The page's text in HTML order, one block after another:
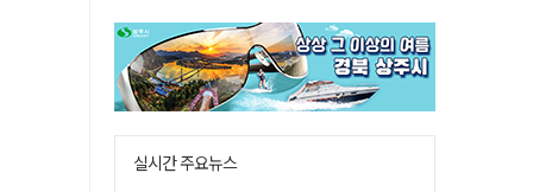
실시간 주요뉴스